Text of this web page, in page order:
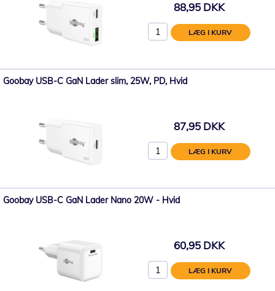
88,95 DKK
LÆG I KURV
Goobay USB-C GaN Lader slim, 25W, PD, Hvid
87,95 DKK
LÆG I KURV
Goobay USB-C GaN Lader Nano 20W - Hvid
60,95 DKK
LÆG I KURV